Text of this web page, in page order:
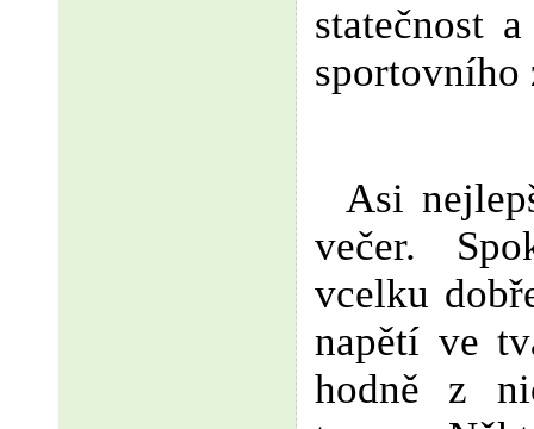
statečnost
sportovního
Asi
večer.
vcelku
napětí ve
hodně z